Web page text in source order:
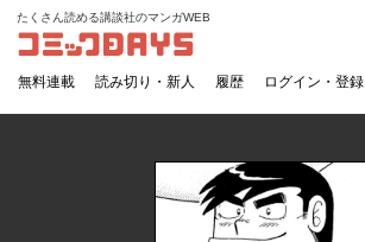
コミックDAYS
たくさん読める講談社のマンガWEB
無料連載 読み切り・新人 履歴 ログイン・登録